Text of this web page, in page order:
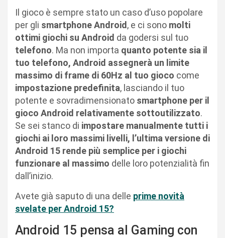
Il gioco è sempre stato un caso d’uso popolare
per gli smartphone Android, e ci sono molti
ottimi giochi su Android da godersi sul tuo
telefono. Ma non importa quanto potente sia il
tuo telefono, Android assegnerà un limite
massimo di frame di 60Hz al tuo gioco come
impostazione predefinita, lasciando il tuo
potente e sovradimensionato smartphone per il
gioco Android relativamente sottoutilizzato.
Se sei stanco di impostare manualmente tutti i
giochi ai loro massimi livelli, l’ultima versione di
Android 15 rende più semplice per i giochi
funzionare al massimo delle loro potenzialità fin
dall’inizio.
Avete già saputo di una delle prime novità
svelate per Android 15?
Android 15 pensa al Gaming con